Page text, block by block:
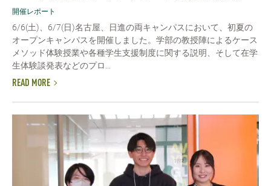
開催レポート
6/6(土)、6/7(日)名古屋、日進の両キャンパスにおいて、初夏の
オープンキャンパスを開催しました。学部の教授陣によるケース
メソッド体験授業や各種学生支援制度に関する説明、そして在学
生体験談発表などのプロ...
READ MORE